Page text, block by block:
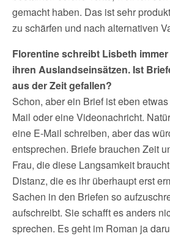
gemacht haben. Das ist sehr
zu schärfen und nach alternativen
Florentine schreibt Lisbeth
ihren Auslandseinsätzen. Ist
aus der Zeit gefallen?
Schon, aber ein Brief ist eben
Mail oder eine Videonachricht.
eine E-Mail schreiben, aber das
entsprechen. Briefe brauchen Zeit
Frau, die diese Langsamkeit
Distanz, die es ihr überhaupt erst
Sachen in den Briefen so
aufschreibt. Sie schafft es anders
sprechen. Es geht im Roman ja